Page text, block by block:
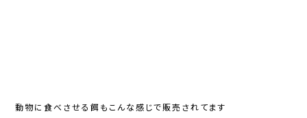
動物に食べさせる餌もこんな感じで販売されてます